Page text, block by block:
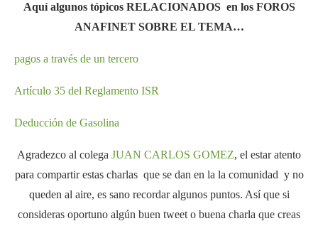
Aquí algunos tópicos RELACIONADOS en los FOROS
ANAFINET SOBRE EL TEMA…
pagos a través de un tercero
Artículo 35 del Reglamento ISR
Deducción de Gasolina
Agradezco al colega JUAN CARLOS GOMEZ, el estar atento
para compartir estas charlas que se dan en la la comunidad y no
queden al aire, es sano recordar algunos puntos. Así que si
consideras oportuno algún buen tweet o buena charla que creas